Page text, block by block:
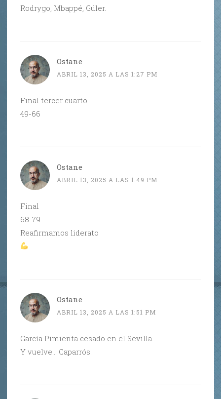
Rodrygo, Mbappé, Güler.
Ostane
ABRIL 13, 2025 A LAS 1:27 PM
Final tercer cuarto
49-66
Ostane
ABRIL 13, 2025 A LAS 1:49 PM
Final
68-79
Reafirmamos liderato
Ostane
ABRIL 13, 2025 A LAS 1:51 PM
García Pimienta cesado en el Sevilla.
Y vuelve… Caparrós.